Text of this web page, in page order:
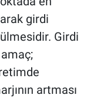
girdi
Girdi
artması